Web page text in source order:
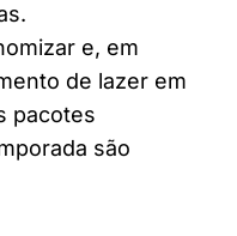
e, em
de lazer em
pacotes
são